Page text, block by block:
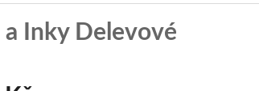
Inky Delevové